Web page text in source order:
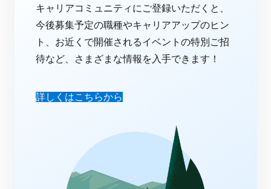
キャリアコミュニティにご登録いただくと、
今後募集予定の職種やキャリアアップのヒン
ト、お近くで開催されるイベントの特別ご招
待など、さまざまな情報を入手できます！
詳しくはこちらから